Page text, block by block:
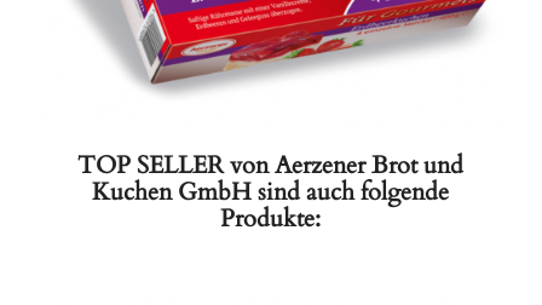
TOP SELLER von Aerzener Brot und
Kuchen GmbH sind auch folgende
Produkte: